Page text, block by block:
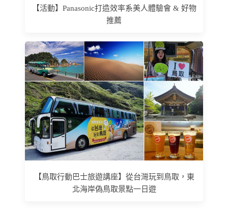
【活動】Panasonic打造效率系美人體驗會 & 好物
推薦
【鳥取行動巴士旅遊講座】從台灣玩到鳥取，東
北海岸偽鳥取景點一日遊